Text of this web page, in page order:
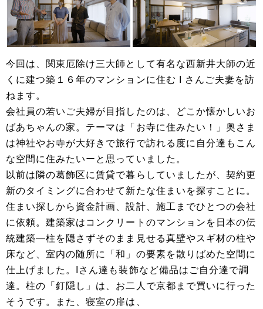
今回は、関東厄除け三大師として有名な西新井大師の近
くに建つ築１６年のマンションに住む I さんご夫妻を訪
ねます。
会社員の若いご夫婦が目指したのは、どこか懐かしいお
ばあちゃんの家。テーマは「お寺に住みたい！」奥さま
は神社やお寺が大好きで旅行で訪れる度に自分達もこん
な空間に住みたいーと思っていました。
以前は隣の葛飾区に賃貸で暮らしていましたが、契約更
新のタイミングに合わせて新たな住まいを探すことに。
住まい探しから資金計画、設計、施工までひとつの会社
に依頼。建築家はコンクリートのマンションを日本の伝
統建築―柱を隠さずそのまま見せる真壁やスギ材の柱や
床など、室内の随所に「和」の要素を散りばめた空間に
仕上げました。Iさん達も装飾など備品はご自分達で調
達。柱の「釘隠し」は、お二人で京都まで買いに行った
そうです。また、寝室の扉は、